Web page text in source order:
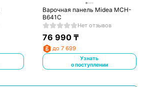
Варочная панель Midea MCH-
B641C
Нет отзывов
76 990 ₸
до 7 699
Узнать
о поступлении